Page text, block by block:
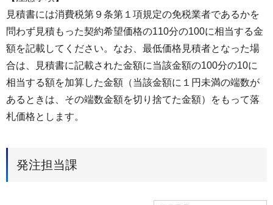
⾒積書には消費税第９条第１項規定の免税業者であるかを
問わず⾒積もった契約希望価格の110分の100に相当する金
額を記載してください。なお、最低価格見積者となった場
合は、見積書に記載された金額に当該金額の100分の10に
相当する額を加算した⾦額（当該金額に１円未満の端数が
あるときは、その端数金額を切り捨てた金額）をもって落
札価格とします。
発注担当課